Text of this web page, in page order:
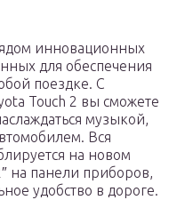
инновационных
для обеспечения
поездке. С
Touch 2 вы сможете
музыкой,
Вся
на новом
на панели приборов,
удобство в дороге.